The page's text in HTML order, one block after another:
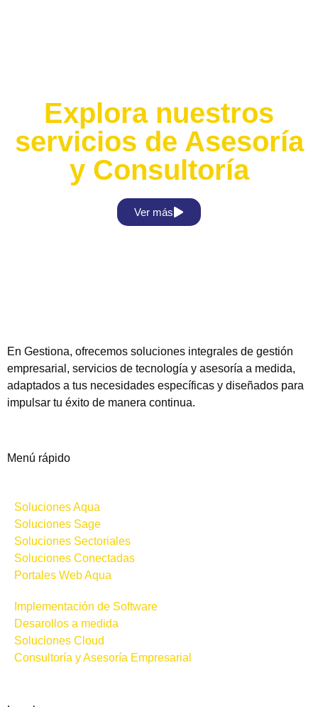
Explora nuestros
servicios de Asesoría
y Consultoría
Ver más
En Gestiona, ofrecemos soluciones integrales de gestión
empresarial, servicios de tecnología y asesoría a medida,
adaptados a tus necesidades específicas y diseñados para
impulsar tu éxito de manera continua.
Menú rápido
Soluciones Aqua
Soluciones Sage
Soluciones Sectoriales
Soluciones Conectadas
Portales Web Aqua
Implementación de Software
Desarollos a medida
Soluciones Cloud
Consultoría y Asesoría Empresarial